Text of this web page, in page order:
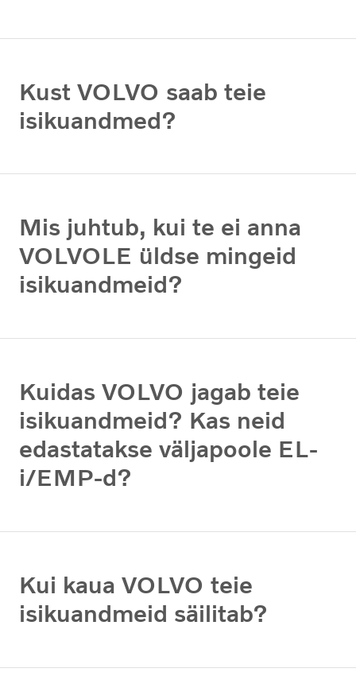
Kust VOLVO saab teie
isikuandmed?
Mis juhtub, kui te ei anna
VOLVOLE üldse mingeid
isikuandmeid?
Kuidas VOLVO jagab teie
isikuandmeid? Kas neid
edastatakse väljapoole EL-
i/EMP-d?
Kui kaua VOLVO teie
isikuandmeid säilitab?